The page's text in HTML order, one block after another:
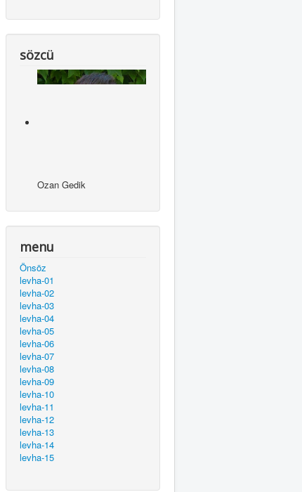
sözcü
Ozan Gedik
menu
Önsöz
levha-01
levha-02
levha-03
levha-04
levha-05
levha-06
levha-07
levha-08
levha-09
levha-10
levha-11
levha-12
levha-13
levha-14
levha-15